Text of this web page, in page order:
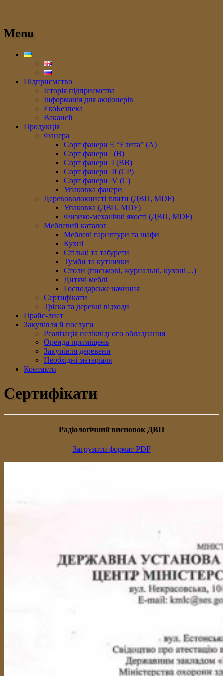
Menu
Підприємство
Історія підприємства
Інформація для акціонерів
ЕкоБезпека
Вакансії
Продукція
Фанера
Сорт фанери E “Елита” (A)
Сорт фанери I (В)
Сорт фанери II (ВB)
Сорт фанери III (CP)
Сорт фанери IV (C)
Упаковка фанери
Деревоволокнисті плити (ДВП, MDF)
Упаковка (ДВП, MDF)
Физико-механічні якості (ДВП, MDF)
Меблевий каталог
Меблеві гарнитури та шафи
Кухні
Стільці та табурети
Тумби та кутнички
Столи (письмові, журнальні, кухоні…)
Дитячі меблі
Господарське начиння
Сертифікати
Тріска та деревні відходи
Прайс-лист
Закупівля й послуги
Реалізація неліквідного обладнання
Оренда приміщень
Закупівля деревени
Необхідні матеріали
Контакти
Сертифікати
Радіологічний висновок ДВП
Загрузити формат PDF